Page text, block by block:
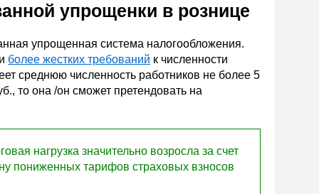
упрощенки в рознице
упрощенная система налогообложения.
более жестких требований к численности
среднюю численность работников не более 5
то она /он сможет претендовать на
нагрузка значительно возросла за счет
пониженных тарифов страховых взносов